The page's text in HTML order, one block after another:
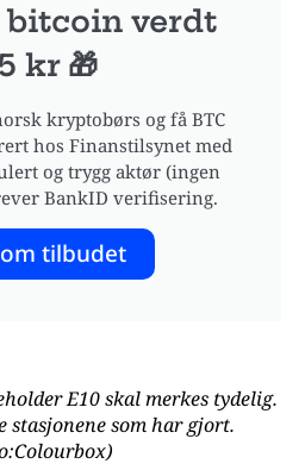
bitcoin verdt
kr 🎁
kryptobørs og få BTC
hos Finanstilsynet med
og trygg aktør (ingen
BankID verifisering.
tilbudet
E10 skal merkes tydelig.
stasjonene som har gjort.